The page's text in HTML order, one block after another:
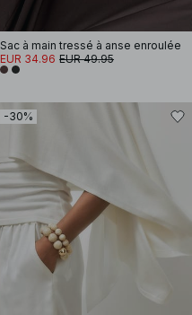
Sac à main tressé à anse enroulée
EUR 34.96 EUR 49.95
-30%